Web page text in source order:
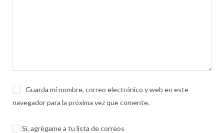
Guarda mi nombre, correo electrónico y web en este
navegador para la próxima vez que comente.
Sí, agrégame a tu lista de correos